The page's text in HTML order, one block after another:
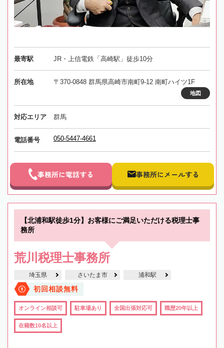
最寄駅 JR・上信電鉄「高崎駅」徒歩10分
所在地 〒370-0848 群馬県高崎市南町9-12 南町ハイツ1F
地図
対応エリア 群馬
電話番号 050-5447-4661
事務所に電話する 事務所にメールする
【北浦和駅徒歩1分】お客様にご満足いただける税理士事
務所
荒川税理士事務所
埼玉県 さいたま市 浦和駅
初回相談無料
オンライン相談可 駐車場あり 全国出張対応可 職歴20年以上
在籍数10名以上